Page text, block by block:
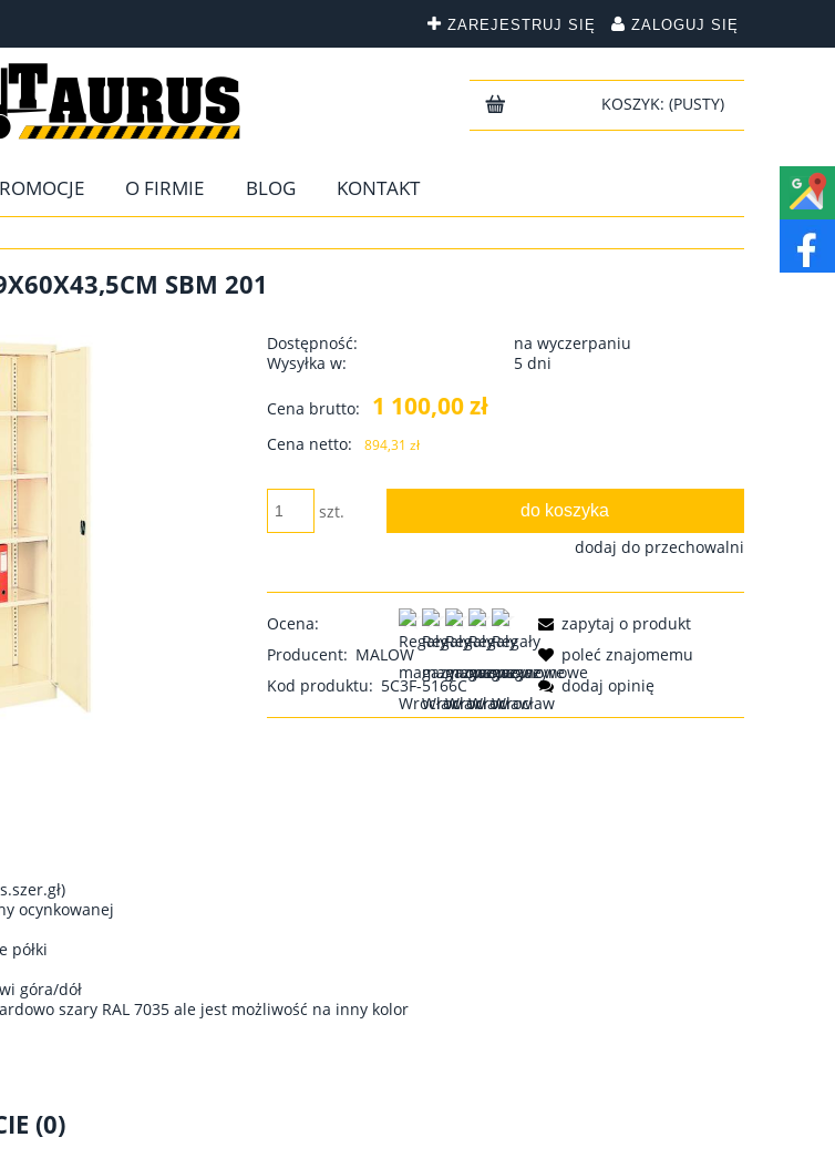
ZAREJESTRUJ SIĘ ZALOGUJ SIĘ
KOSZYK: (PUSTY)
O FIRMIE BLOG
KONTAKT
SBM 201
Dostępność:
na wyczerpaniu
Wysyłka w:
5 dni
Cena brutto: 1 100,00 zł
Cena netto: 894,31 zł
szt. do koszyka
dodaj do przechowalni
Ocena:
Producent: MALOW
Kod produktu: 5C3F-5166C
zapytaj o produkt
poleć znajomemu
dodaj opinię
ocynkowanej
półki
góra/dół
szary RAL 7035 ale jest możliwość na inny kolor
(0)